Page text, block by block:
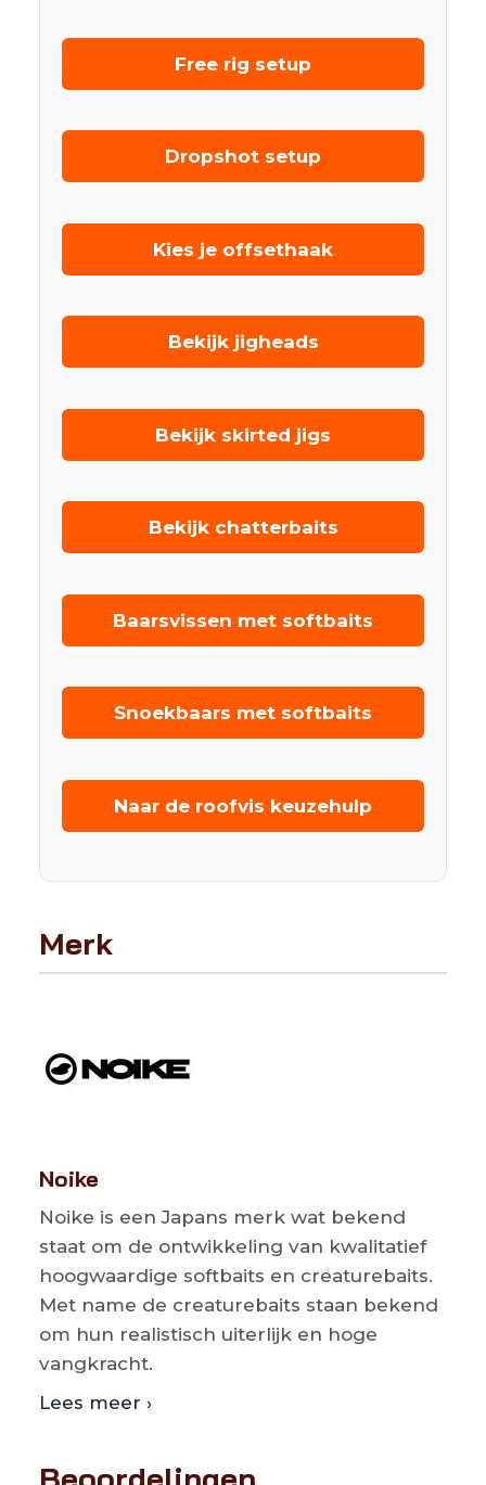
Free rig setup
Dropshot setup
Kies je offsethaak
Bekijk jigheads
Bekijk skirted jigs
Bekijk chatterbaits
Baarsvissen met softbaits
Snoekbaars met softbaits
Naar de roofvis keuzehulp
Merk
Noike
Noike is een Japans merk wat bekend
staat om de ontwikkeling van kwalitatief
hoogwaardige softbaits en creaturebaits.
Met name de creaturebaits staan bekend
om hun realistisch uiterlijk en hoge
vangkracht.
Lees meer ›